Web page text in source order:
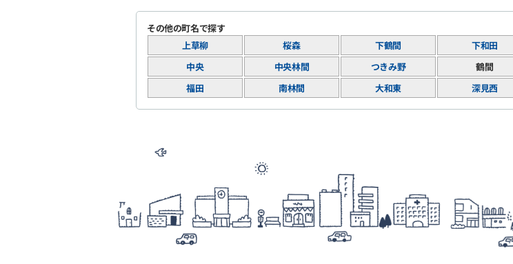
その他の町名で探す
上草柳
桜森 下鶴間 下和田
中央
中央林間 つきみ野 鶴間
福田
南林間 大和東 深見西